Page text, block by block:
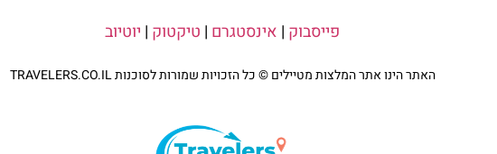
פייסבוק | אינסטגרם | טיקטוק | יוטיוב
האתר הינו אתר המלצות מטיילים © כל הזכויות שמורות לסוכנות TRAVELERS.CO.IL